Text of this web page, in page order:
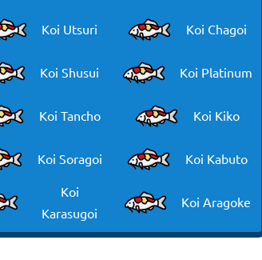
Koi Utsuri
Koi Shusui
Koi Tancho
Koi Soragoi
Koi
Karasugoi
Koi Chagoi
Koi Platinum
Koi Kiko
Koi Kabuto
Koi Aragoke